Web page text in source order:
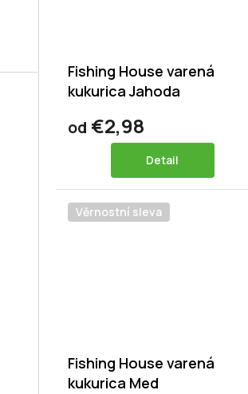
Fishing House varená
kukurica Jahoda
od €2,98
Detail
Věrnostní sleva
Fishing House varená
kukurica Med